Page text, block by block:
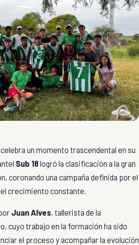
celebra un momento trascendental en su
Sub 18logró la clasificación a la gran
coronando una campaña definida por el
crecimiento constante.
Juan Alves, tallerista de la
cuyo trabajo en la formación ha sido
el proceso y acompañar la evolución